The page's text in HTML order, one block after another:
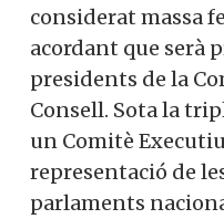
considerat massa
acordant que serà
presidents de la
Consell. Sota la
un Comitè
representació de
parlaments